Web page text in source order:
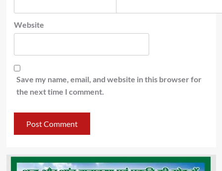
Website
Save my name, email, and website in this browser for
the next time I comment.